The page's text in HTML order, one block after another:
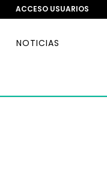
ACCESO USUARIOS
NOTICIAS